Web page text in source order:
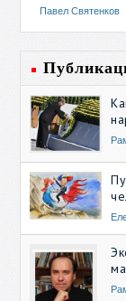
Павел Святенков